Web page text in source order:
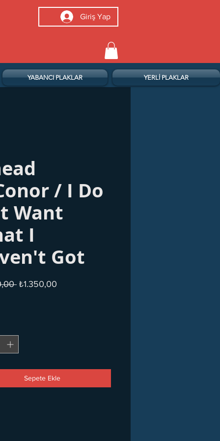
Giriş Yap
YABANCI PLAKLAR YERLİ PLAKLAR
/ I Do
Want
I
Got
Normal
₺1.350,00
Sepete Ekle